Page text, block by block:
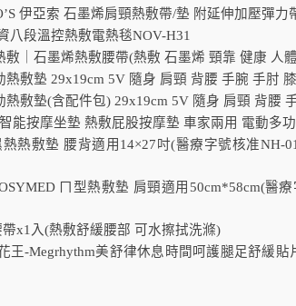
伊亞索 石墨烯肩頸熱敷帶/墊 附延伸加壓彈力
八段溫控熱敷電熱毯NOV-H31
敷｜石墨烯熱敷腰帶(熱敷 石墨烯 頸靠 健康 人
熱敷墊 29x19cm 5V 隨身 肩頸 背腰 手腕 手肘
熱敷墊(含配件包) 29x19cm 5V 隨身 肩頸 背腰
能按摩坐墊 熱敷屁股按摩墊 車家兩用 電動多
熱熱敷墊 腰背適用14×27吋(醫療字號核准NH-
ㄇ型熱敷墊 肩頸適用50cm*58cm(醫
x1入(熱敷舒緩腰部 可水擦拭洗滌)
王-Megrhythm美舒律休息時間呵護腿足舒緩